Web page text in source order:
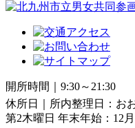
開所時間｜9:30～21:30
休所日｜所内整理日：お
第2木曜日 年末年始：12